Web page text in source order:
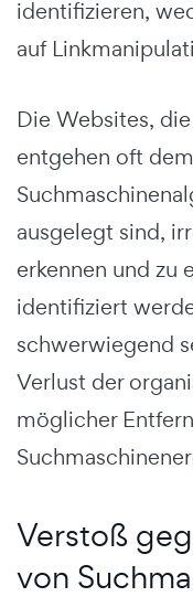
identifizieren,
auf
Die Websites,
entgehen oft
ausgelegt sind,
erkennen und zu
identifiziert
schwerwiegend
Verlust der
möglicher
Verstoß
von